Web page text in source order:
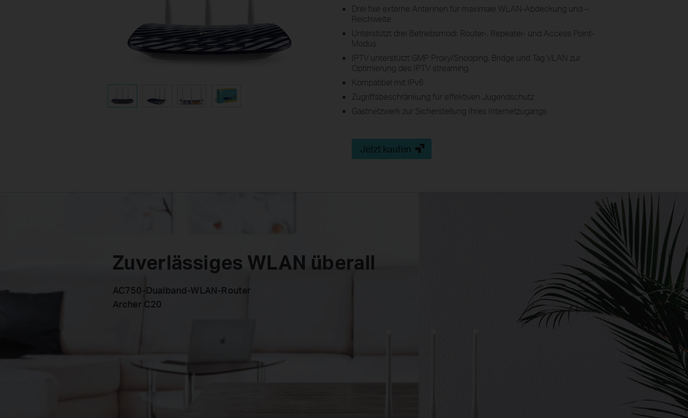
Drei fixe externe Antennen für maximale WLAN-Abdeckung und –
Reichweite
Unterstützt drei Betriebsmodi: Router-, Repeater- und Access Point-
Modus
IPTV unterstützt GMP Proxy/Snooping, Bridge und Tag VLAN zur
Optimierung des IPTV streaming
Kompatibel mit IPv6
Zugriffsbeschränkung für effektiven Jugendschutz
Gastnetzwerk zur Sicherstellung Ihres Internetzugangs
Jetzt kaufen
Zuverlässiges WLAN überall
AC750-Dualband-WLAN-Router
Archer C20